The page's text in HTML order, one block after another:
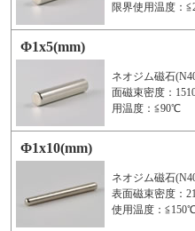
限界使用温度：
Φ1x5(mm)
ネオジム磁石
面磁束密度：
用温度：≦90℃
Φ1x10(mm)
ネオジム磁石
表面磁束密度：
使用温度：